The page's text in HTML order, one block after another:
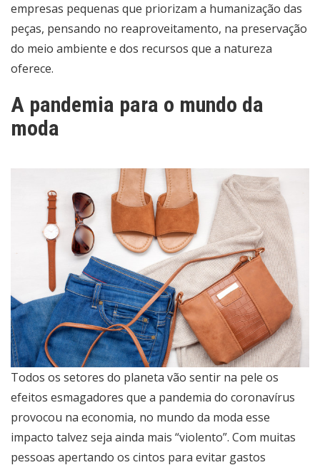
empresas pequenas que priorizam a humanização das
peças, pensando no reaproveitamento, na preservação
do meio ambiente e dos recursos que a natureza
oferece.
A pandemia para o mundo da
moda
Todos os setores do planeta vão sentir na pele os
efeitos esmagadores que a pandemia do coronavírus
provocou na economia, no mundo da moda esse
impacto talvez seja ainda mais “violento”. Com muitas
pessoas apertando os cintos para evitar gastos